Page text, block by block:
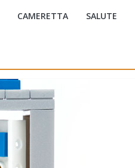
CAMERETTA SALUTE